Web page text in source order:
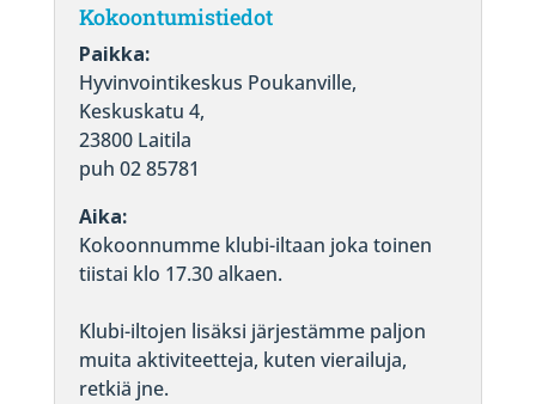
Kokoontumistiedot
Paikka:
Hyvinvointikeskus Poukanville,
Keskuskatu 4,
23800 Laitila
puh 02 85781
Aika:
Kokoonnumme klubi-iltaan joka toinen
tiistai klo 17.30 alkaen.
Klubi-iltojen lisäksi järjestämme paljon
muita aktiviteetteja, kuten vierailuja,
retkiä jne.